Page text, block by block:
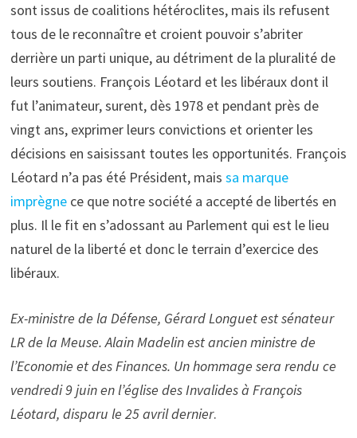
sont issus de coalitions hétéroclites, mais ils refusent
tous de le reconnaître et croient pouvoir s’abriter
derrière un parti unique, au détriment de la pluralité de
leurs soutiens. François Léotard et les libéraux dont il
fut l’animateur, surent, dès 1978 et pendant près de
vingt ans, exprimer leurs convictions et orienter les
décisions en saisissant toutes les opportunités. François
Léotard n’a pas été Président, mais sa marque
imprègnece que notre société a accepté de libertés en
plus. Il le fit en s’adossant au Parlement qui est le lieu
naturel de la liberté et donc le terrain d’exercice des
libéraux.
Ex-ministre de la Défense, Gérard Longuet est sénateur
LR de la Meuse. Alain Madelin est ancien ministre de
l’Economie et des Finances. Un hommage sera rendu ce
vendredi 9 juin en l’église des Invalides à François
Léotard, disparu le 25 avril dernier.